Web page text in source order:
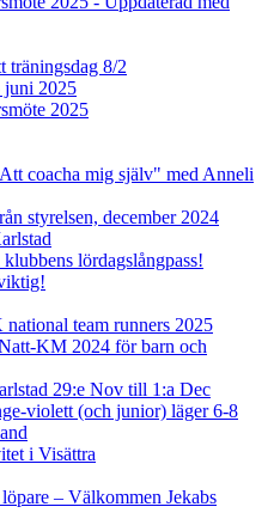
träningsdag 8/2
juni 2025
2025
coacha mig själv" med Anneli
styrelsen, december 2024
lördagslångpass!
national team runners 2025
KM 2024 för barn och
29:e Nov till 1:a Dec
violett (och junior) läger 6-8
i Visättra
– Välkommen Jekabs